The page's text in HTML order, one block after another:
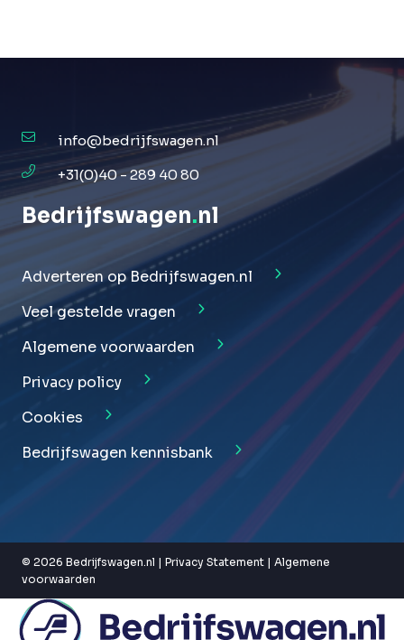
info@bedrijfswagen.nl
+31(0)40 - 289 40 80
Bedrijfswagen.nl
Adverteren op Bedrijfswagen.nl
Veel gestelde vragen
Algemene voorwaarden
Privacy policy
Cookies
Bedrijfswagen kennisbank
© 2026 Bedrijfswagen.nl | Privacy Statement | Algemene
voorwaarden